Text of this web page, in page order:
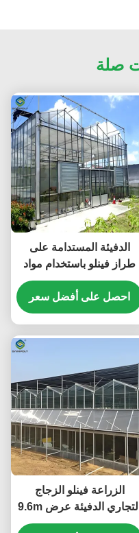
صلة
الدفيئة المستدامة على
طراز فينلو باستخدام مواد
الطاقة وأنظمة الطاقة
المتجددة لدعم مبادرات
الزراعة الخضراء
احصل على أفضل سعر
الزراعة فينلو الزجاج
التجاري الدفيئة عرض 9.6m
مع نظام هيدروبونيك